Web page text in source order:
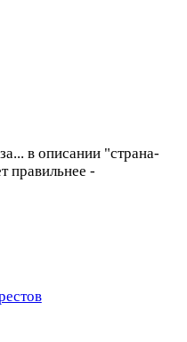
в описании "страна-
правильнее -